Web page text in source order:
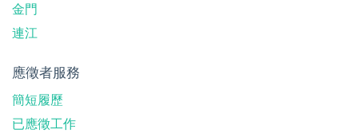
金門
連江
應徵者服務
簡短履歷
已應徵工作